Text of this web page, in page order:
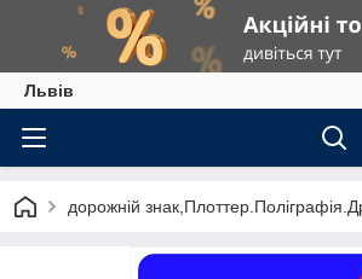
Львів
дорожній